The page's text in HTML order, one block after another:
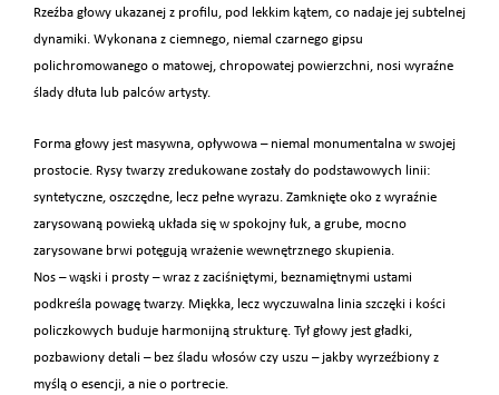
Rzeźba głowy ukazanej z profilu, pod lekkim kątem, co nadaje jej subtelnej
dynamiki. Wykonana z ciemnego, niemal czarnego gipsu
polichromowanego o matowej, chropowatej powierzchni, nosi wyraźne
ślady dłuta lub palców artysty.
Forma głowy jest masywna, opływowa – niemal monumentalna w swojej
prostocie. Rysy twarzy zredukowane zostały do podstawowych linii:
syntetyczne, oszczędne, lecz pełne wyrazu. Zamknięte oko z wyraźnie
zarysowaną powieką układa się w spokojny łuk, a grube, mocno
zarysowane brwi potęgują wrażenie wewnętrznego skupienia.
Nos – wąski i prosty – wraz z zaciśniętymi, beznamiętnymi ustami
podkreśla powagę twarzy. Miękka, lecz wyczuwalna linia szczęki i kości
policzkowych buduje harmonijną strukturę. Tył głowy jest gładki,
pozbawiony detali – bez śladu włosów czy uszu – jakby wyrzeźbiony z
myślą o esencji, a nie o portrecie.